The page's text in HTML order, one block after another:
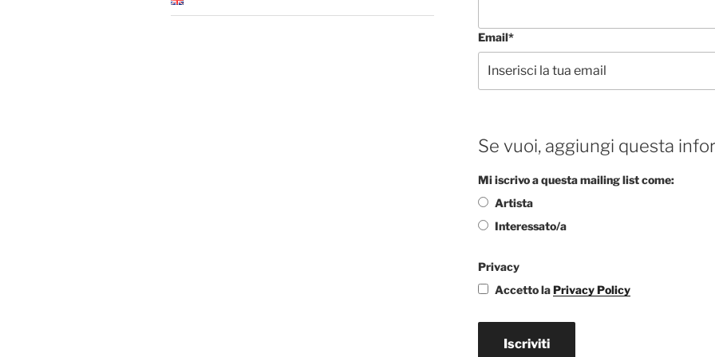
Email*
Se vuoi, aggiungi questa
Mi iscrivo a questa mailing list come:
Artista
Interessato/a
Privacy
Accetto laPrivacy Policy
Iscriviti